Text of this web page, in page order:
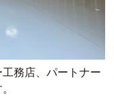
務店、パートナー